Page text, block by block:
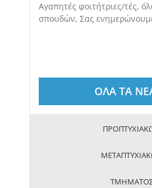
Αγαπητές φοιτήτριες/τές,
σπουδών, Σας
ΟΛΑ ΤΑ